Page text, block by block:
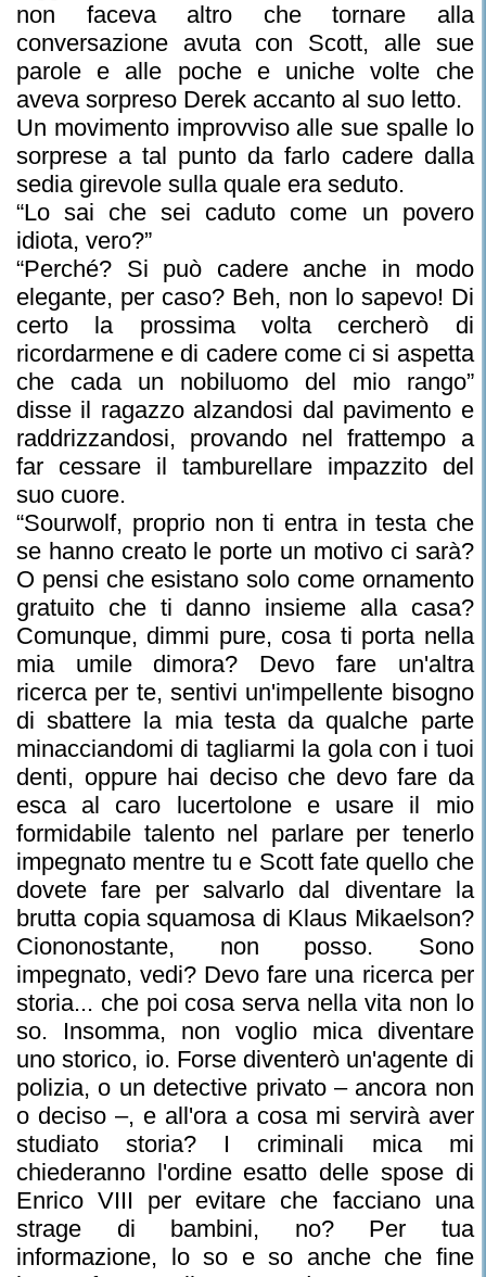
non faceva altro che tornare alla
conversazione avuta con Scott, alle sue
parole e alle poche e uniche volte che
aveva sorpreso Derek accanto al suo letto.
Un movimento improvviso alle sue spalle lo
sorprese a tal punto da farlo cadere dalla
sedia girevole sulla quale era seduto.
“Lo sai che sei caduto come un povero
idiota, vero?”
“Perché? Si può cadere anche in modo
elegante, per caso? Beh, non lo sapevo! Di
certo la prossima volta cercherò di
ricordarmene e di cadere come ci si aspetta
che cada un nobiluomo del mio rango”
disse il ragazzo alzandosi dal pavimento e
raddrizzandosi, provando nel frattempo a
far cessare il tamburellare impazzito del
suo cuore.
“Sourwolf, proprio non ti entra in testa che
se hanno creato le porte un motivo ci sarà?
O pensi che esistano solo come ornamento
gratuito che ti danno insieme alla casa?
Comunque, dimmi pure, cosa ti porta nella
mia umile dimora? Devo fare un'altra
ricerca per te, sentivi un'impellente bisogno
di sbattere la mia testa da qualche parte
minacciandomi di tagliarmi la gola con i tuoi
denti, oppure hai deciso che devo fare da
esca al caro lucertolone e usare il mio
formidabile talento nel parlare per tenerlo
impegnato mentre tu e Scott fate quello che
dovete fare per salvarlo dal diventare la
brutta copia squamosa di Klaus Mikaelson?
Ciononostante, non posso. Sono
impegnato, vedi? Devo fare una ricerca per
storia... che poi cosa serva nella vita non lo
so. Insomma, non voglio mica diventare
uno storico, io. Forse diventerò un'agente di
polizia, o un detective privato – ancora non
o deciso –, e all'ora a cosa mi servirà aver
studiato storia? I criminali mica mi
chiederanno l'ordine esatto delle spose di
Enrico VIII per evitare che facciano una
strage di bambini, no? Per tua
informazione, lo so e so anche che fine